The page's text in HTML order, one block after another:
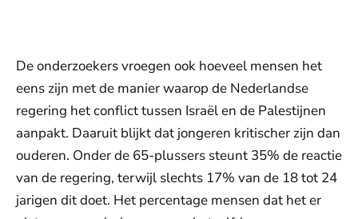
De onderzoekers vroegen ook hoeveel mensen het
eens zijn met de manier waarop de Nederlandse
regering het conflict tussen Israël en de Palestijnen
aanpakt. Daaruit blijkt dat jongeren kritischer zijn dan
ouderen. Onder de 65-plussers steunt 35% de reactie
van de regering, terwijl slechts 17% van de 18 tot 24
jarigen dit doet. Het percentage mensen dat het er